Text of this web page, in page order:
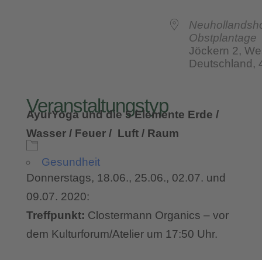
Veranstaltungstyp
Gesundheit
Obstplantage
Jöckern 2,
Deutschland,
AyurYoga und die 5 Elemente Erde /
Wasser / Feuer / Luft / Raum
Donnerstags, 18.06., 25.06., 02.07. und
09.07. 2020:
Treffpunkt: Clostermann Organics – vor
dem Kulturforum/Atelier um 17:50 Uhr.